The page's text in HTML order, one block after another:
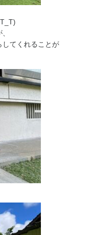
してくれることが